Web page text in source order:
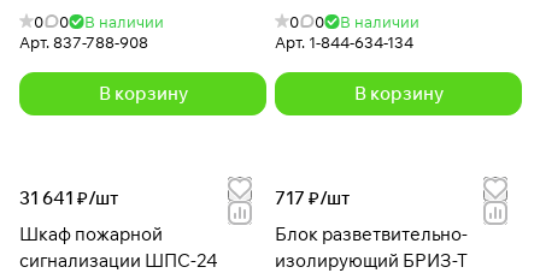
0 0
В наличии
Арт.837-788-908
В корзину
0 0
В наличии
Арт. 1-844-634-134
В корзину
31 641 ₽/шт
Шкаф пожарной
сигнализации ШПС-24
717 ₽/шт
Блок разветвительно-
изолирующий БРИЗ-Т